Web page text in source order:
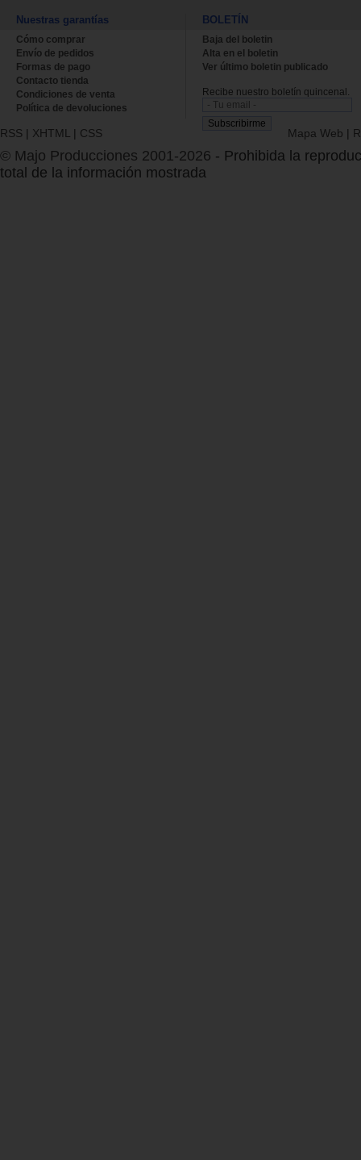
Nuestras garantías
Cómo comprar
Envío de pedidos
Formas de pago
Contacto tienda
Condiciones de venta
Política de devoluciones
BOLETÍN
Baja del boletin
Alta en el boletin
Ver último boletin publicado
Recibe nuestro boletín quincenal.
RSS | XHTML | CSS Mapa Web |
© Majo Producciones 2001-2026 - Prohibida la
total de la información mostrada